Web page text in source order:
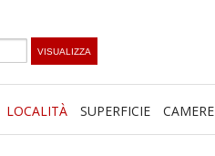
LOCALITÀ SUPERFICIE CAMERE